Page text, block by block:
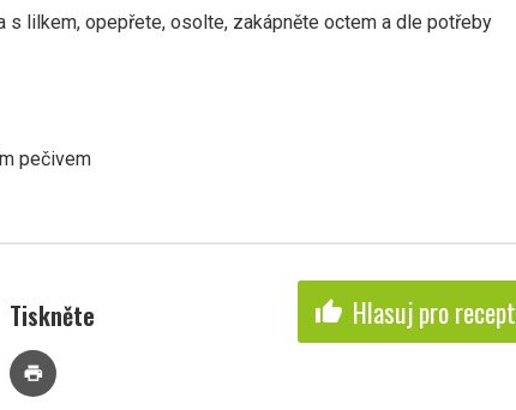
s lilkem, opepřete, osolte, zakápněte octem a dle potřeby
pečivem
Tiskněte
print
thumb_up Hlasuj pro recept